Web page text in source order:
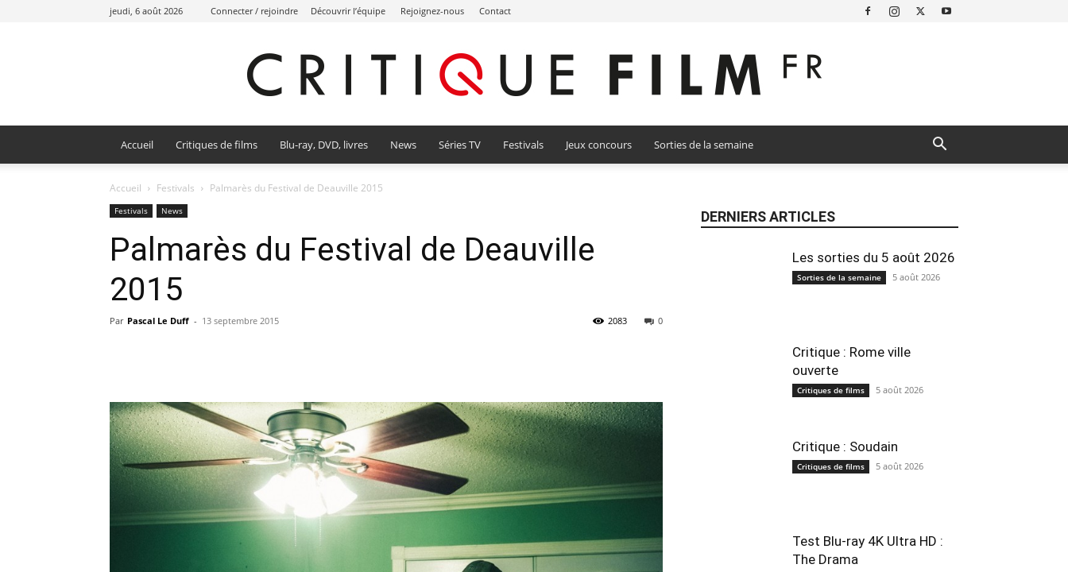
jeudi, 6 août 2026 Connecter / rejoindre Découvrir l’équipe Rejoignez-nous Contact
Accueil Critiques de films Blu-ray, DVD, livres News Séries TV Festivals Jeux concours Sorties de la semaine
Accueil Festivals Palmarès du Festival de Deauville 2015
Festivals News
Palmarès du Festival de Deauville
2015
Par Pascal Le Duff - 13 septembre 2015 0
2083
DERNIERS ARTICLES
Les sorties du 5 août 2026
Sorties de la semaine 5 août 2026
Critique : Rome ville
ouverte
Critiques de films 5 août 2026
Critique : Soudain
Critiques de films 5 août 2026
Test Blu-ray 4K Ultra HD :
The Drama